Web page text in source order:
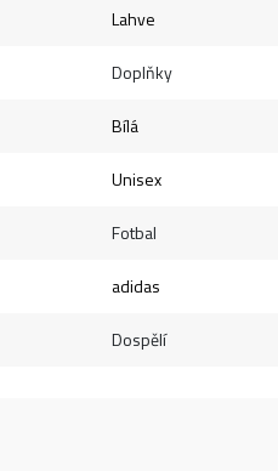
Lahve
Doplňky
Bílá
Unisex
Fotbal
adidas
Dospělí